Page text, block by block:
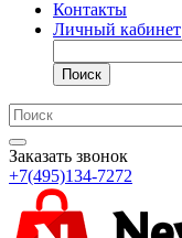
Контакты
Личный кабинет
Поиск
Заказать звонок
+7(495)134-7272